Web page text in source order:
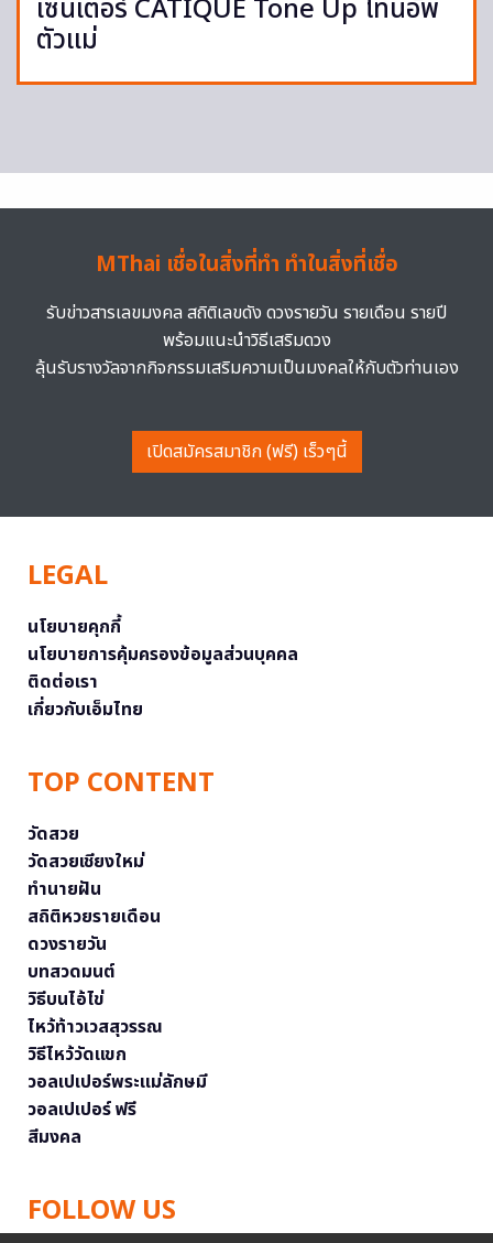
เซนเตอร์ CATIQUE Tone Up โทนอัพ
ตัวแม่
MThai เชื่อในสิ่งที่ทำ ทำในสิ่งที่เชื่อ
รับข่าวสารเลขมงคล สถิติเลขดัง ดวงรายวัน รายเดือน รายปี
พร้อมแนะนำวิธีเสริมดวง
ลุ้นรับรางวัลจากกิจกรรมเสริมความเป็นมงคลให้กับตัวท่านเอง
เปิดสมัครสมาชิก (ฟรี) เร็วๆนี้
LEGAL
นโยบายคุกกี้
นโยบายการคุ้มครองข้อมูลส่วนบุคคล
ติดต่อเรา
เกี่ยวกับเอ็มไทย
TOP CONTENT
วัดสวย
วัดสวยเชียงใหม่
ทำนายฝัน
สถิติหวยรายเดือน
ดวงรายวัน
บทสวดมนต์
วิธีบนไอ้ไข่
ไหว้ท้าวเวสสุวรรณ
วิธีไหว้วัดแขก
วอลเปเปอร์พระแม่ลักษมี
วอลเปเปอร์ ฟรี
สีมงคล
FOLLOW US